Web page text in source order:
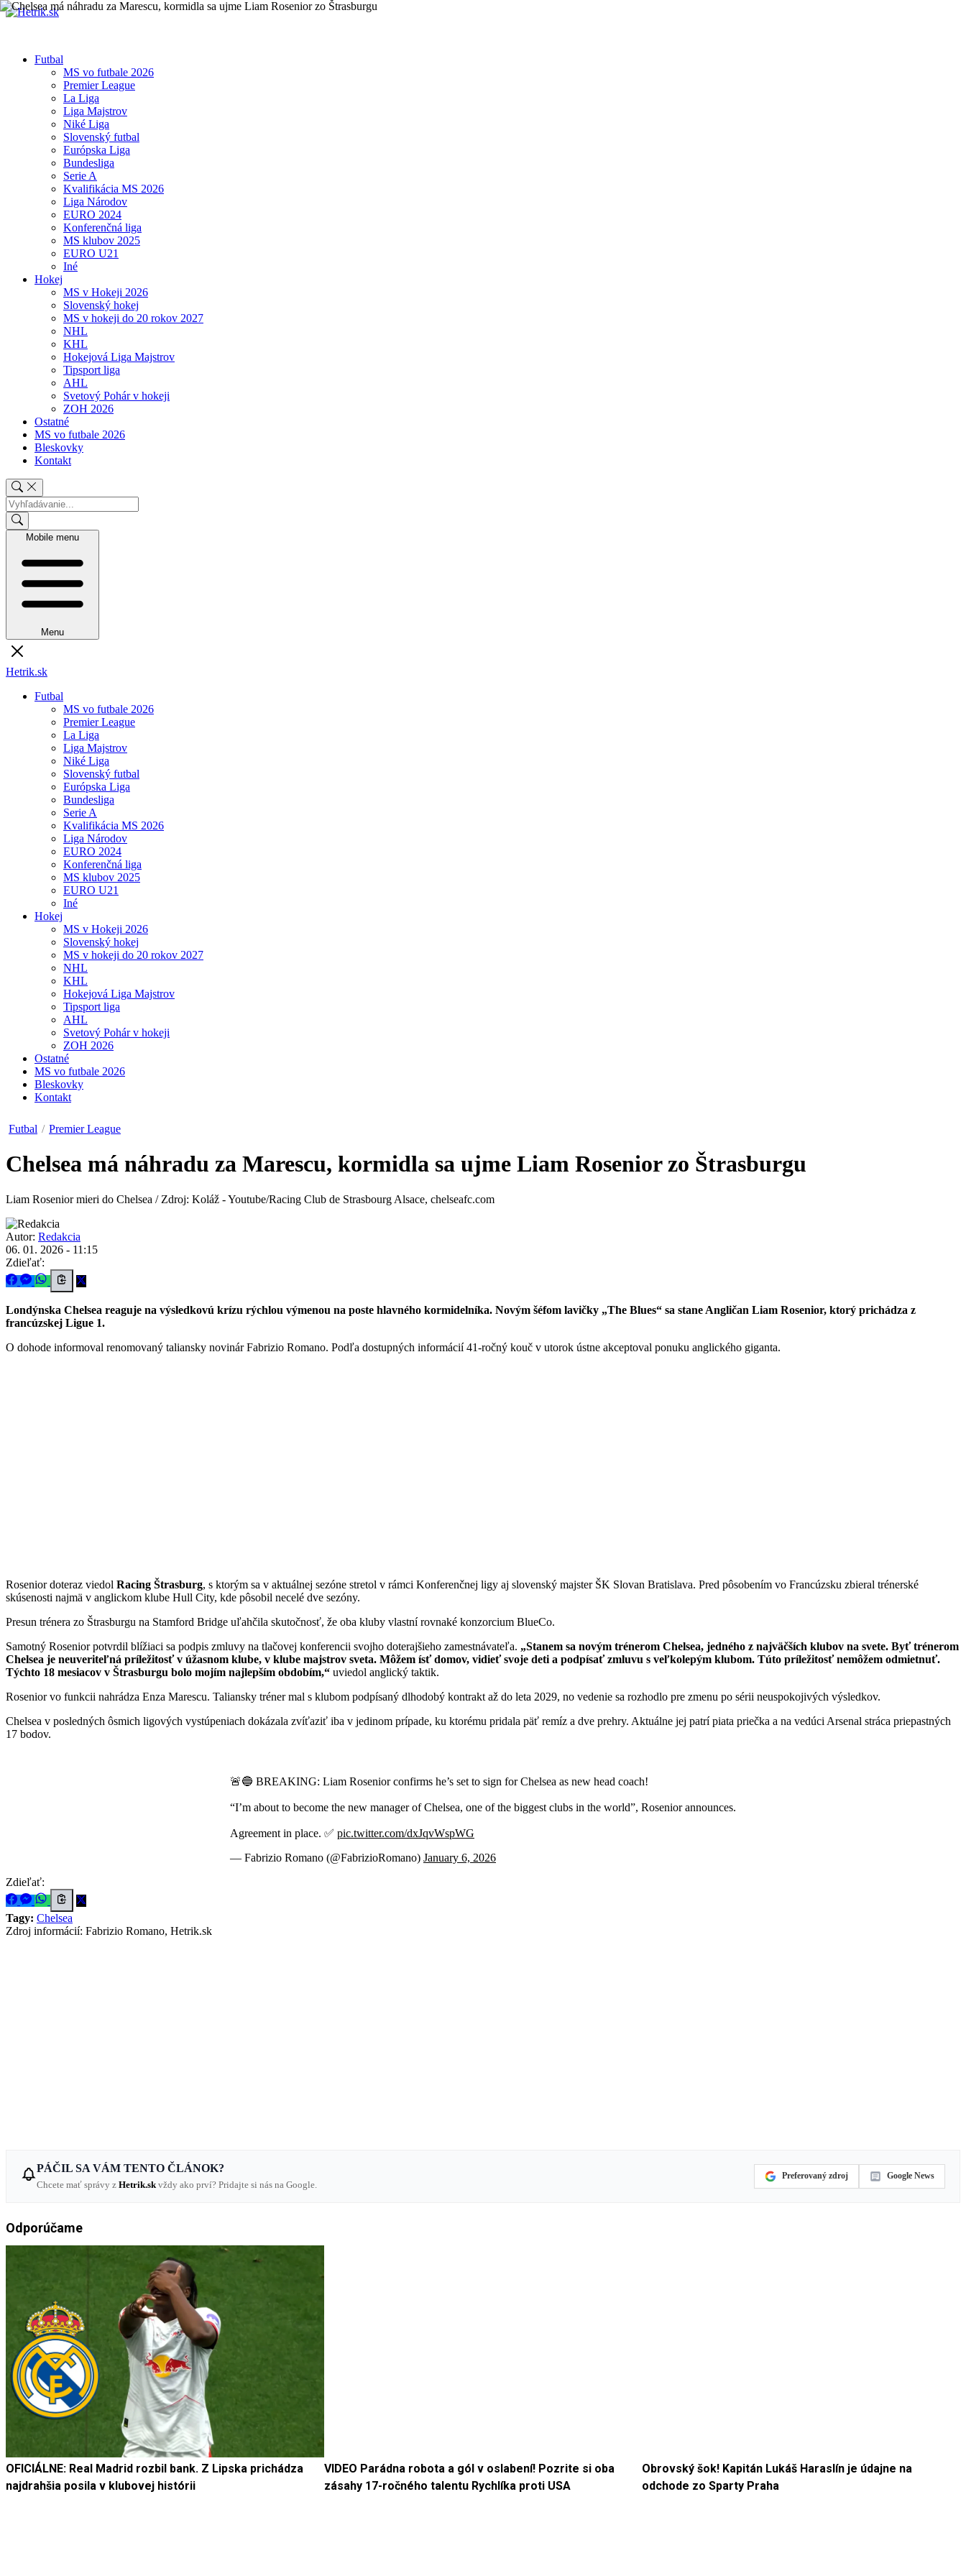
Futbal
MS vo futbale 2026
Premier League
La Liga
Liga Majstrov
Niké Liga
Slovenský futbal
Európska Liga
Bundesliga
Serie A
Kvalifikácia MS 2026
Liga Národov
EURO 2024
Konferenčná liga
MS klubov 2025
EURO U21
Iné
Hokej
MS v Hokeji 2026
Slovenský hokej
MS v hokeji do 20 rokov 2027
NHL
KHL
Hokejová Liga Majstrov
Tipsport liga
AHL
Svetový Pohár v hokeji
ZOH 2026
Ostatné
MS vo futbale 2026
Bleskovky
Kontakt
Mobile menu
Menu
Hetrik.sk
Futbal
MS vo futbale 2026
Premier League
La Liga
Liga Majstrov
Niké Liga
Slovenský futbal
Európska Liga
Bundesliga
Serie A
Kvalifikácia MS 2026
Liga Národov
EURO 2024
Konferenčná liga
MS klubov 2025
EURO U21
Iné
Hokej
MS v Hokeji 2026
Slovenský hokej
MS v hokeji do 20 rokov 2027
NHL
KHL
Hokejová Liga Majstrov
Tipsport liga
AHL
Svetový Pohár v hokeji
ZOH 2026
Ostatné
MS vo futbale 2026
Bleskovky
Kontakt
Futbal / Premier League
Chelsea má náhradu za Marescu, kormidla sa ujme Liam Rosenior zo Štrasburgu
Liam Rosenior mieri do Chelsea / Zdroj: Koláž - Youtube/Racing Club de Strasbourg Alsace, chelseafc.com
Autor: Redakcia
06. 01. 2026 - 11:15
Zdieľať:
Londýnska Chelsea reaguje na výsledkovú krízu rýchlou výmenou na poste hlavného kormidelníka. Novým šéfom lavičky „The Blues“ sa stane Angličan Liam Rosenior, ktorý prichádza z
francúzskej Ligue 1.
O dohode informoval renomovaný taliansky novinár Fabrizio Romano. Podľa dostupných informácií 41-ročný kouč v utorok ústne akceptoval ponuku anglického giganta.
Rosenior doteraz viedol Racing Štrasburg, s ktorým sa v aktuálnej sezóne stretol v rámci Konferenčnej ligy aj slovenský majster ŠK Slovan Bratislava. Pred pôsobením vo Francúzsku zbieral trénerské
skúsenosti najmä v anglickom klube Hull City, kde pôsobil necelé dve sezóny.
Presun trénera zo Štrasburgu na Stamford Bridge uľahčila skutočnosť, že oba kluby vlastní rovnaké konzorcium BlueCo.
Samotný Rosenior potvrdil blížiaci sa podpis zmluvy na tlačovej konferencii svojho doterajšieho zamestnávateľa. „Stanem sa novým trénerom Chelsea, jedného z najväčších klubov na svete. Byť trénerom
Chelsea je neuveriteľná príležitosť v úžasnom klube, v klube majstrov sveta. Môžem ísť domov, vidieť svoje deti a podpísať zmluvu s veľkolepým klubom. Túto príležitosť nemôžem odmietnuť.
Týchto 18 mesiacov v Štrasburgu bolo mojím najlepším obdobím,“ uviedol anglický taktik.
Rosenior vo funkcii nahrádza Enza Marescu. Taliansky tréner mal s klubom podpísaný dlhodobý kontrakt až do leta 2029, no vedenie sa rozhodlo pre zmenu po sérii neuspokojivých výsledkov.
Chelsea v posledných ôsmich ligových vystúpeniach dokázala zvíťaziť iba v jedinom prípade, ku ktorému pridala päť remíz a dve prehry. Aktuálne jej patrí piata priečka a na vedúci Arsenal stráca priepastných
17 bodov.
🚨🔵 BREAKING: Liam Rosenior confirms he’s set to sign for Chelsea as new head coach!
“I’m about to become the new manager of Chelsea, one of the biggest clubs in the world”, Rosenior announces.
Agreement in place. ✅ pic.twitter.com/dxJqvWspWG
— Fabrizio Romano (@FabrizioRomano) January 6, 2026
Zdieľať:
Tagy: Chelsea
Zdroj informácií: Fabrizio Romano, Hetrik.sk
PÁČIL SA VÁM TENTO ČLÁNOK?
Chcete mať správy z Hetrik.sk vždy ako prví? Pridajte si nás na Google.
Preferovaný zdroj Google News
Odporúčame
OFICIÁLNE: Real Madrid rozbil bank. Z Lipska prichádza
najdrahšia posila v klubovej histórii
VIDEO Parádna robota a gól v oslabení! Pozrite si oba
zásahy 17-ročného talentu Rychlíka proti USA
Obrovský šok! Kapitán Lukáš Haraslín je údajne na
odchode zo Sparty Praha